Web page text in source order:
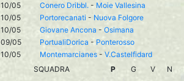
10/05
Conero Dribbl. - Moie Vallesina
10/05
Portorecanati - Nuova Folgore
10/05
Giovane Ancona - Osimana
09/05
PortualiDorica - Ponterosso
10/05
Montemarcianes - V.Castelfidard
SQUADRA
P G V N